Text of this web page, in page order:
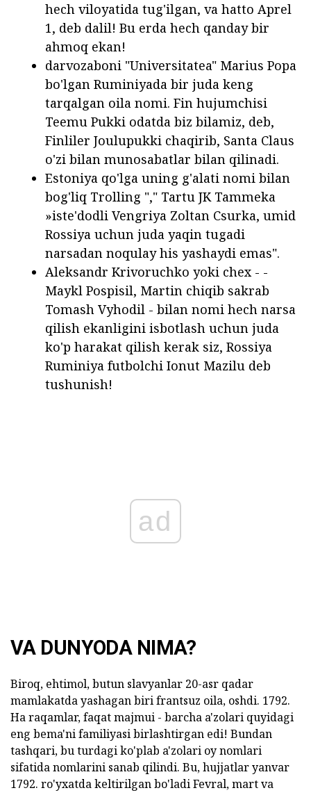
hech viloyatida tug'ilgan, va hatto Aprel
1, deb dalil! Bu erda hech qanday bir
ahmoq ekan!
darvozaboni "Universitatea" Marius Popa
bo'lgan Ruminiyada bir juda keng
tarqalgan oila nomi. Fin hujumchisi
Teemu Pukki odatda biz bilamiz, deb,
Finliler Joulupukki chaqirib, Santa Claus
o'zi bilan munosabatlar bilan qilinadi.
Estoniya qo'lga uning g'alati nomi bilan
bog'liq Trolling "," Tartu JK Tammeka
»iste'dodli Vengriya Zoltan Csurka, umid
Rossiya uchun juda yaqin tugadi
narsadan noqulay his yashaydi emas".
Aleksandr Krivoruchko yoki chex - -
Maykl Pospisil, Martin chiqib sakrab
Tomash Vyhodil - bilan nomi hech narsa
qilish ekanligini isbotlash uchun juda
ko'p harakat qilish kerak siz, Rossiya
Ruminiya futbolchi Ionut Mazilu deb
tushunish!
ad
VA DUNYODA NIMA?
Biroq, ehtimol, butun slavyanlar 20-asr qadar
mamlakatda yashagan biri frantsuz oila, oshdi. 1792.
Ha raqamlar, faqat majmui - barcha a'zolari quyidagi
eng bema'ni familiyasi birlashtirgan edi! Bundan
tashqari, bu turdagi ko'plab a'zolari oy nomlari
sifatida nomlarini sanab qilindi. Bu, hujjatlar yanvar
1792. ro'yxatda keltirilgan bo'ladi Fevral, mart va